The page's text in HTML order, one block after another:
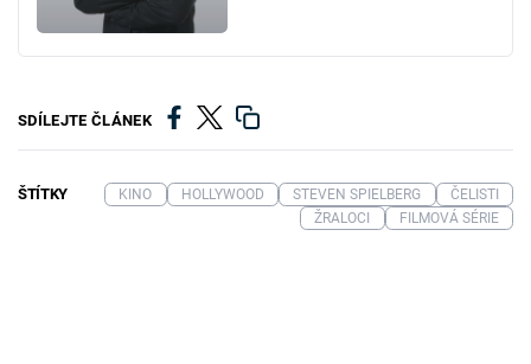
SDÍLEJTE ČLÁNEK
ŠTÍTKY KINO HOLLYWOOD STEVEN SPIELBERG
ČELISTI
ŽRALOCI
FILMOVÁ SÉRIE